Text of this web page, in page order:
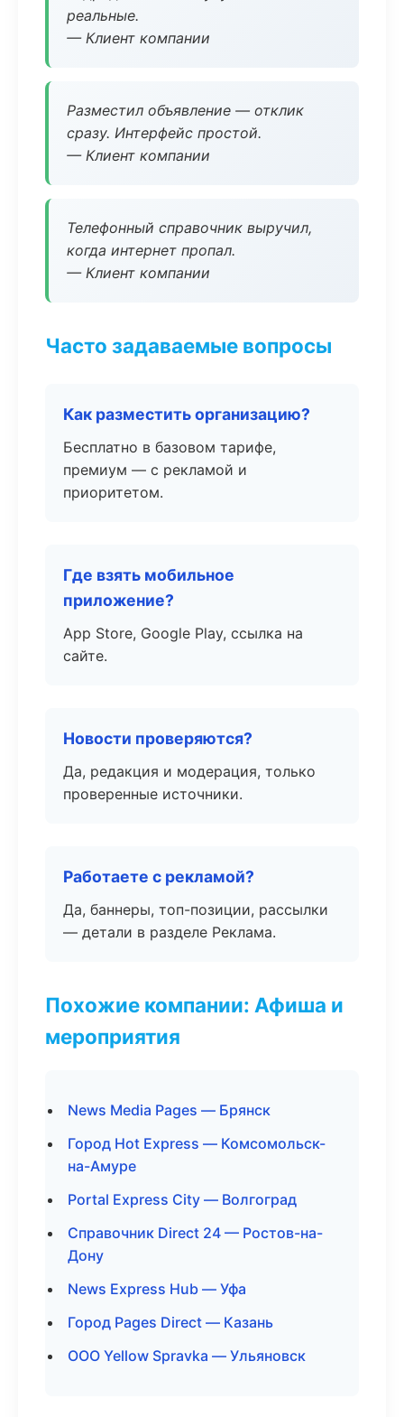
реальные.
— Клиент компании
Разместил объявление — отклик
сразу. Интерфейс простой.
— Клиент компании
Телефонный справочник выручил,
когда интернет пропал.
— Клиент компании
Часто задаваемые вопросы
Как разместить организацию?
Бесплатно в базовом тарифе,
премиум — с рекламой и
приоритетом.
Где взять мобильное
приложение?
App Store, Google Play, ссылка на
сайте.
Новости проверяются?
Да, редакция и модерация, только
проверенные источники.
Работаете с рекламой?
Да, баннеры, топ-позиции, рассылки
— детали в разделе Реклама.
Похожие компании: Афиша и
мероприятия
News Media Pages — Брянск
Город Hot Express — Комсомольск-
на-Амуре
Portal Express City — Волгоград
Справочник Direct 24 — Ростов-на-
Дону
News Express Hub — Уфа
Город Pages Direct — Казань
ООО Yellow Spravka — Ульяновск